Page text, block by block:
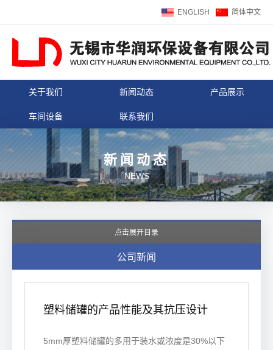
ENGLISH 简体中文
关于我们 新闻动态 产品展示
车间设备 联系我们
新闻动态
NEWS
点击展开目录
公司新闻
塑料储罐的产品性能及其抗压设计
5mm厚塑料储罐的多用于装水或浓度是30%以下